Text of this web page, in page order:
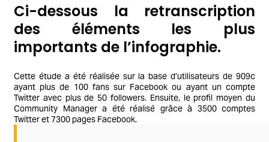
Ci-dessous la retranscription
des éléments les plus
importants de l’infographie.
Cette étude a été réalisée sur la base d’utilisateurs de 909c
ayant plus de 100 fans sur Facebook ou ayant un compte
Twitter avec plus de 50 followers. Ensuite, le profil moyen du
Community Manager a été réalisé grâce à 3500 comptes
Twitter et 7300 pages Facebook.